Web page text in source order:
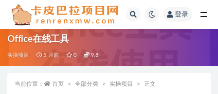
登录
Office在线工具
实操项目 5 月前 0 9.8
当前位置： 首页 全部分类 实操项目 正文
全部